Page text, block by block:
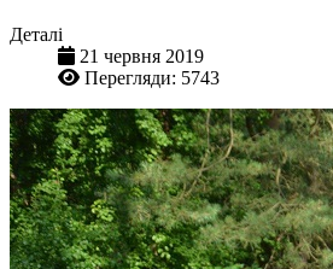
Деталі
21 червня 2019
Перегляди: 5743